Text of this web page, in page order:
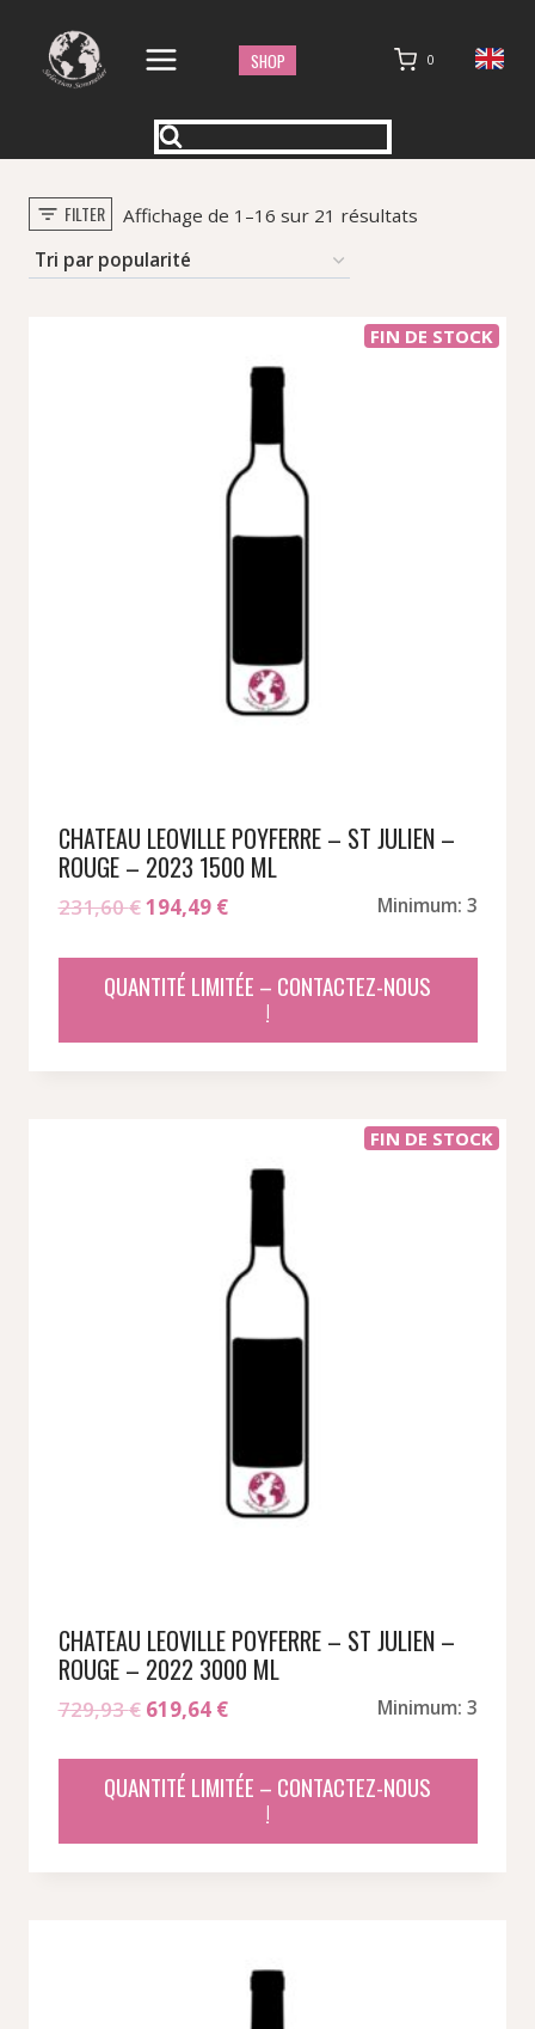
contenu
SHOP 0
FILTER Affichage de 1–16 sur 21 résultatsTrié
FIN DE STOCK
CHATEAU LEOVILLE POYFERRE – ST JULIEN –
ROUGE – 2023 1500 ML
231,60€Le
initial
était :
194,49 €Le
actuel
est :
Minimum: 3
QUANTITÉ LIMITÉE – CONTACTEZ-NOUS
!
FIN DE STOCK
CHATEAU LEOVILLE POYFERRE – ST JULIEN –
ROUGE – 2022 3000 ML
729,93€ Le
initial
était :
619,64 €Le
actuel
est :
Minimum: 3
QUANTITÉ LIMITÉE – CONTACTEZ-NOUS
!